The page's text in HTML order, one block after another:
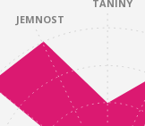
TANINY
JEMNOST